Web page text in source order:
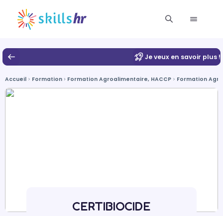
Je veux en savoir plus !
Accueil Formation Formation Agroalimentaire, HACCP Formation
CERTIBIOCIDE